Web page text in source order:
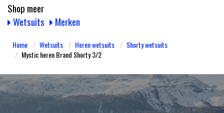
Shop meer
Wetsuits
Merken
Home Wetsuits Heren wetsuits
Shorty wetsuits
Mystic heren Brand Shorty 3/2